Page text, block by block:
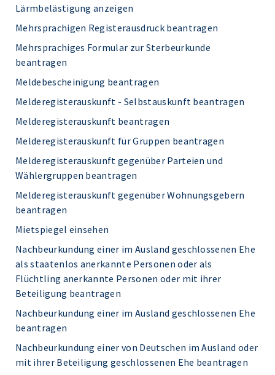
Lärmbelästigung anzeigen
Mehrsprachigen Registerausdruck beantragen
Mehrsprachiges Formular zur Sterbeurkunde
beantragen
Meldebescheinigung beantragen
Melderegisterauskunft - Selbstauskunft beantragen
Melderegisterauskunft beantragen
Melderegisterauskunft für Gruppen beantragen
Melderegisterauskunft gegenüber Parteien und
Wählergruppen beantragen
Melderegisterauskunft gegenüber Wohnungsgebern
beantragen
Mietspiegel einsehen
Nachbeurkundung einer im Ausland geschlossenen Ehe
als staatenlos anerkannte Personen oder als
Flüchtling anerkannte Personen oder mit ihrer
Beteiligung beantragen
Nachbeurkundung einer im Ausland geschlossenen Ehe
beantragen
Nachbeurkundung einer von Deutschen im Ausland oder
mit ihrer Beteiligung geschlossenen Ehe beantragen